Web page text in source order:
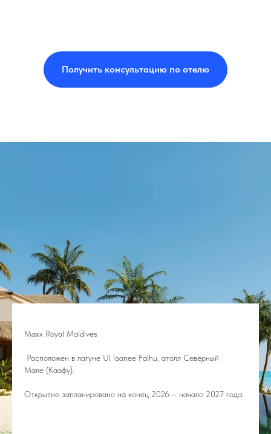
Получить консультацию по отелю
Maxx Royal Maldives
Расположен в лагуне Ul laanee Falhu, атолл Северный
Мале (Каафу).
Открытие запланировано на конец 2026 – начало 2027 года.